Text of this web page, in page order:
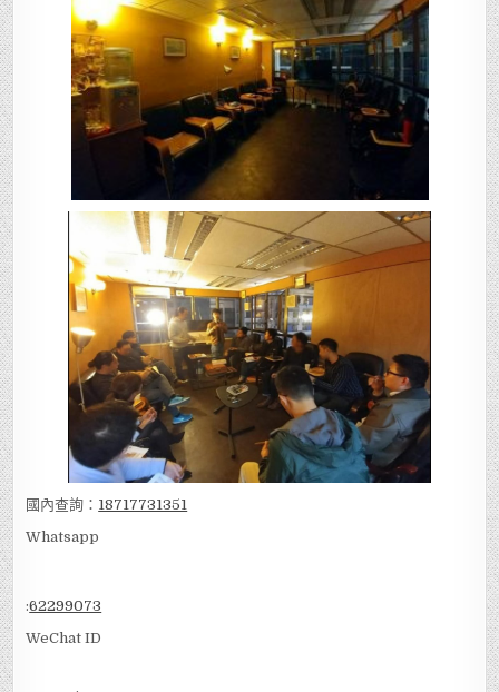
國內查詢： 18717731351
Whatsapp
:62299073
WeChat ID